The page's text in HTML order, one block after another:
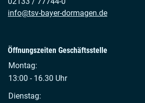
info@tsv-bayer-dormagen.de
Öffnungszeiten Geschäftsstelle
Montag:
13:00 - 16.30 Uhr
Dienstag: